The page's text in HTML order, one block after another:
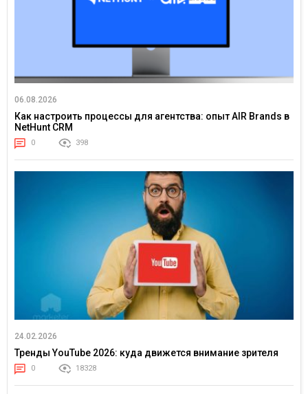
06.08.2026
Как настроить процессы для агентства: опыт AIR Brands в
NetHunt CRM
0 398
24.02.2026
Тренды YouTube 2026: куда движется внимание зрителя
0 18328